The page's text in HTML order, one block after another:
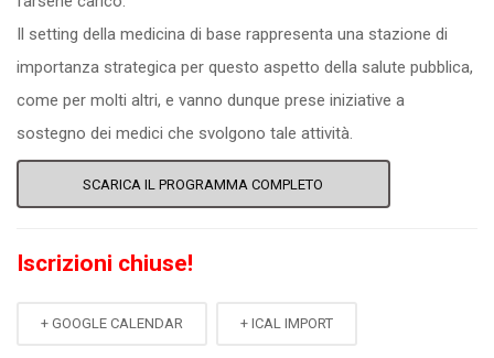
Il setting della medicina di base rappresenta una stazione di
importanza strategica per questo aspetto della salute pubblica,
come per molti altri, e vanno dunque prese iniziative a
sostegno dei medici che svolgono tale attività.
SCARICA IL PROGRAMMA COMPLETO
Iscrizioni chiuse!
+ GOOGLE CALENDAR + ICAL IMPORT